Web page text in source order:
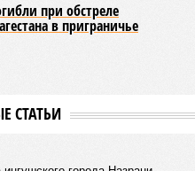
при обстреле
в приграничье
СТАТЬИ